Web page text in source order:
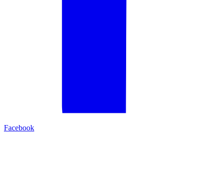
Facebook